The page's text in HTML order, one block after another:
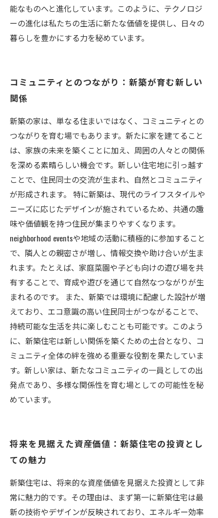
能なものへと進化しています。このように、テクノロジ
ーの進化は私たちの生活に新たな価値を提供し、日々の
暮らしを豊かにする力を秘めています。
コミュニティとのつながり：新築が育む新しい
関係
新築の家は、単なる住まいではなく、コミュニティとの
つながりを育む場でもあります。新たに家を建てること
は、家族の未来を築くことに加え、周囲の人々との関係
を深める素晴らしい機会です。新しい住宅地に引っ越す
ことで、住民同士の交流が生まれ、自然とコミュニティ
が形成されます。 特に新築は、現代のライフスタイルや
ニーズに応じたデザインが施されているため、共通の趣
味や価値観を持つ住民が集まりやすくなります。
neighborhood eventsや地域の活動に積極的に参加すること
で、隣人との親密さが増し、情報交換や助け合いが生ま
れます。たとえば、家庭菜園や子ども向けの遊び場を共
有することで、育成や遊びを通じて自然なつながりが生
まれるのです。 また、新築では環境に配慮した設計が増
えており、エコ意識の高い住民同士がつながることで、
持続可能な生活を共に楽しむことも可能です。このよう
に、新築住宅は新しい関係を築くための土台となり、コ
ミュニティ全体の絆を強める重要な役割を果たしていま
す。新しい家は、新たなコミュニティの一員としての出
発点であり、多様な関係性を育む場としての可能性を秘
めています。
将来を見据えた資産価値：新築住宅の投資とし
ての魅力
新築住宅は、将来的な資産価値を見据えた投資として非
常に魅力的です。その理由は、まず第一に新築住宅は最
新の技術やデザインが反映されており、エネルギー効率